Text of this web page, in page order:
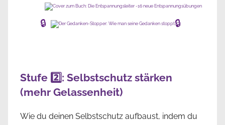
🔒 🔒
Stufe 2️⃣: Selbstschutz stärken
(mehr Gelassenheit)
Wie du deinen Selbstschutz aufbaust, indem du